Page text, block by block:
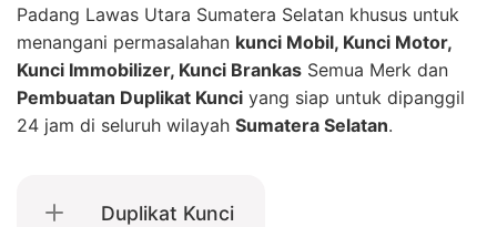
Padang Lawas Utara Sumatera Selatan khusus untuk
menangani permasalahan kunci Mobil, Kunci Motor,
Kunci Immobilizer, Kunci Brankas Semua Merk dan
Pembuatan Duplikat Kunci yang siap untuk dipanggil
24 jam di seluruh wilayah Sumatera Selatan.
Duplikat Kunci